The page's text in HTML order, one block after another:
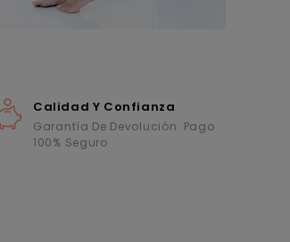
Calidad Y Confianza
Garantía De Devolución. Pago
100% Seguro